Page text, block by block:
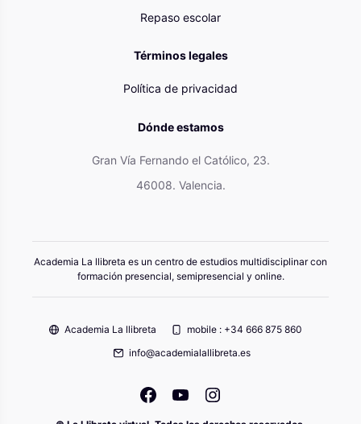
Repaso escolar
Términos legales
Política de privacidad
Dónde estamos
Gran Vía Fernando el Católico, 23.
46008. Valencia.
Academia La llibreta es un centro de estudios multidisciplinar con
formación presencial, semipresencial y online.
Academia La llibreta
mobile : +34 666 875 860
info@academialallibreta.es